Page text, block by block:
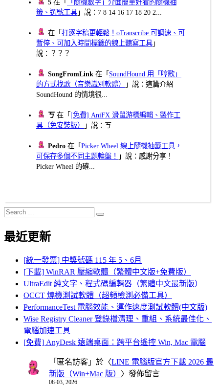
5 在「
「隨機數字」介面簡單好看的隨機抽
籤、選號工具 」說：7 8 14 16 17 18 20 2...
在「打逐字稿更輕鬆！oTranscribe 可調速、可
暫停、可加入時間標籤的線上聽寫工具 」
說：？？？
SongFromLink 在「 SoundHound 用「哼歌」
的方式找歌（音樂識別軟體）
」說：這篇介紹
SoundHound 的情境很...
ㄎ 在「 [免費] AniFX 滑鼠游標編輯、製作工
具（免安裝版）
」說：ㄎ
Pedro 在「Picker Wheel 線上隨機抽籤工具，
可保存多個不同主題輪盤！
」說：感謝分享！
Picker Wheel 的確...
Search
for:
Search
最近更新
[統一發票] 中獎號碼 115 年 5、6月
[下載] WinRAR 壓縮軟體（繁體中文版+免費版）
UltraEdit 純文字、程式碼編輯器（繁體中文最新版）
OCCT 燒機測試軟體（超頻檢測必備工具）
PerformanceTest 電腦效能、運作速度測試軟體(中文版)
Wise Registry Cleaner 登錄檔清理、重組、系統最佳化、
電腦加速工具
[免費] AnyDesk 遠端桌面：跨平台遙控 Win, Mac 電腦
「 匿名訪客 」於〈LINE 電腦版官方下載 2026 最
新版（Win+Mac 版）
〉發佈留言
08-03, 2026